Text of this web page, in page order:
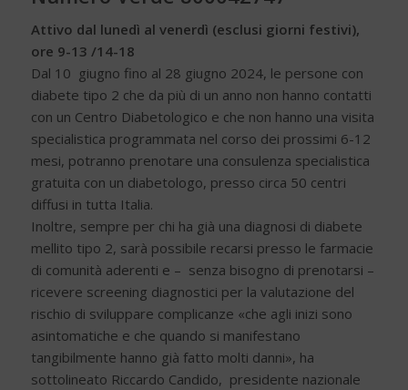
Attivo dal lunedì al venerdì (esclusi giorni festivi),
ore 9-13 /14-18
Dal 10 giugno fino al 28 giugno 2024, le persone con
diabete tipo 2 che da più di un anno non hanno contatti
con un Centro Diabetologico e che non hanno una visita
specialistica programmata nel corso dei prossimi 6-12
mesi, potranno prenotare una consulenza specialistica
gratuita con un diabetologo, presso circa 50 centri
diffusi in tutta Italia.
Inoltre, sempre per chi ha già una diagnosi di diabete
mellito tipo 2, sarà possibile recarsi presso le farmacie
di comunità aderenti e – senza bisogno di prenotarsi –
ricevere screening diagnostici per la valutazione del
rischio di sviluppare complicanze «che agli inizi sono
asintomatiche e che quando si manifestano
tangibilmente hanno già fatto molti danni», ha
sottolineato Riccardo Candido, presidente nazionale